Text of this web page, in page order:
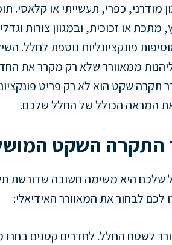
כפרי, תעשייתי או קלאסי.
מתכת או זכוכית, ובמגוון צורות
פונקציונליות נוספת לחלל.
ממאוורר שלא רק מקרר את
תקרה שקט הוא לא רק פריט
המראה הכולל של החלל שלכם.
התקרה השקט
שלכם היא משימה חשובה שדורשת
לכם לבחור את המאוורר האידיאלי:
לשטח החלל. לחדרים קטנים בחרו